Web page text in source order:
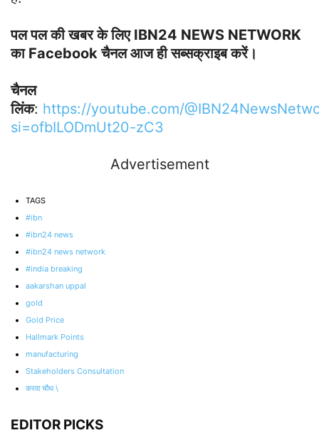
पल पल की खबर के लिए IBN24 NEWS NETWORK
का Facebook चैनल आज ही सब्सक्राइब करें।
चैनल
लिंक: https://youtube.com/
si=ofbILODmUt20-zC3
Advertisement
TAGS
#ibn
#ibn24 news
#ibn24 news network
#india breaking
aakarshan uppal
gold
Gold Price
Hallmark Points
manufacturing
Stakeholders Consultation
करवा चौथ \
EDITOR PICKS